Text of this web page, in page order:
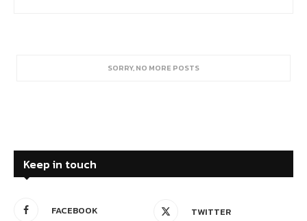
SORRY, NO MORE POSTS
Keep in touch
FACEBOOK TWITTER